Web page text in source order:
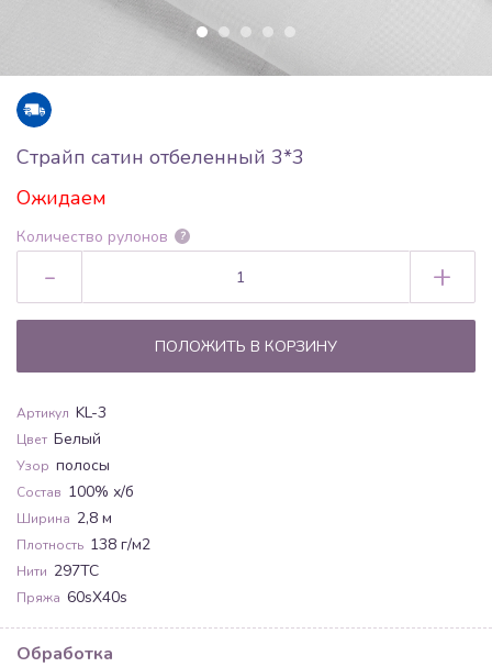
Страйп сатин отбеленный 3*3
Ожидаем
Количество рулонов ?
- +
ПОЛОЖИТЬ В КОРЗИНУ
Артикул KL-3
Цвет Белый
Узор полосы
Состав 100% х/б
Ширина 2,8 м
Плотность 138 г/м2
Нити 297ТС
Пряжа 60sX40s
Обработка